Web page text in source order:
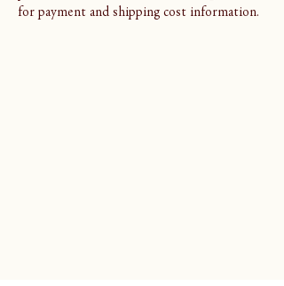
for payment and shipping cost information.